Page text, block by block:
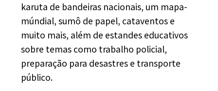
karuta de bandeiras nacionais, um mapa-
múndial, sumô de papel, cataventos e
muito mais, além de estandes educativos
sobre temas como trabalho policial,
preparação para desastres e transporte
público.